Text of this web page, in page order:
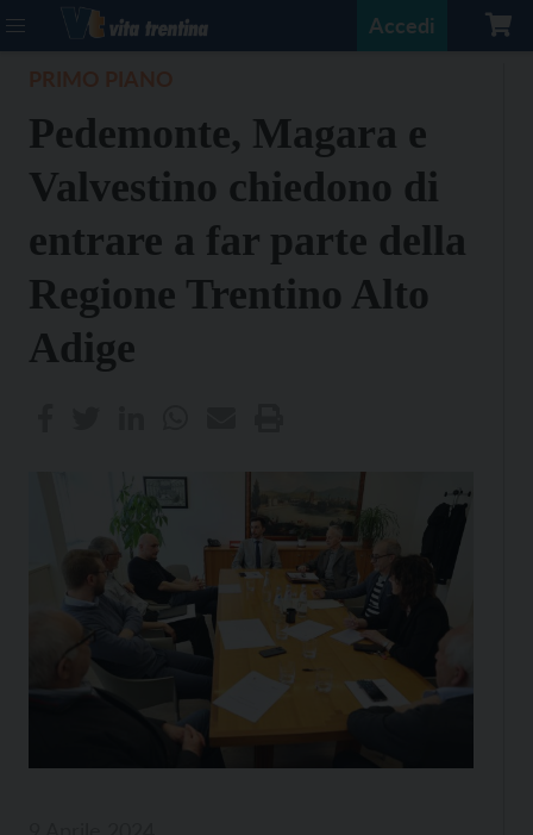
Accedi
Pedemonte, Magara e
Valvestino chiedono di
entrare a far parte della
Regione Trentino Alto
Adige